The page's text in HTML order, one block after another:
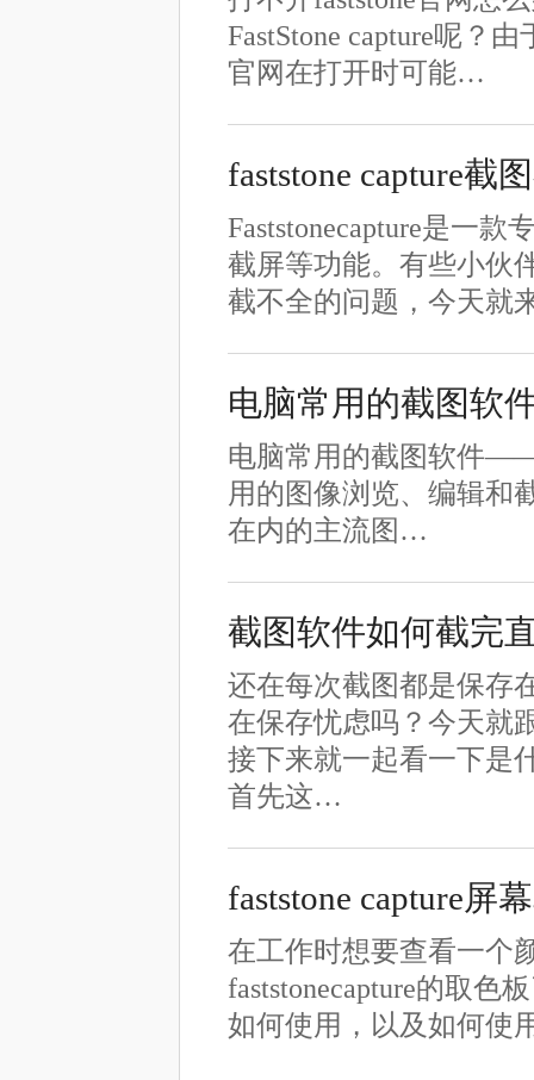
FastStone capture呢？
官网在打开时可能…
faststone capture截
Faststonecapture是一
截屏等功能。有些小伙
截不全的问题，今天就
电脑常用的截图软
电脑常用的截图软件
用的图像浏览、编辑和
在内的主流图…
截图软件如何截完
还在每次截图都是保存
在保存忧虑吗？今天就
接下来就一起看一下是
首先这…
faststone capture屏
在工作时想要查看一个
faststonecapture的取色
如何使用，以及如何使